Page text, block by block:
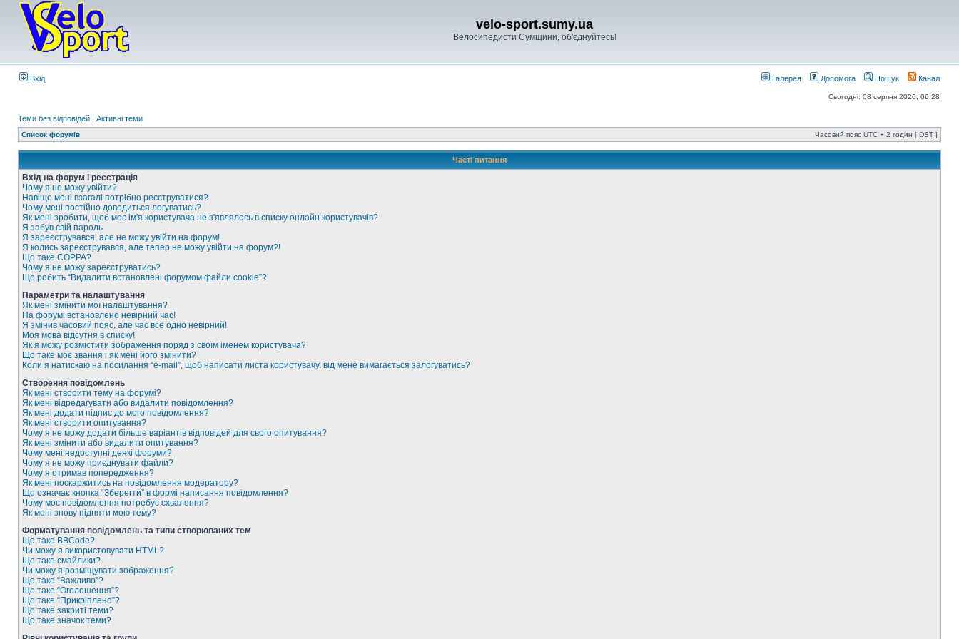
velo-sport.sumy.ua
Велосипедисти Сумщини, об'єднуйтесь!
Вхід Галерея Допомога Пошук Канал
Сьогодні: 08 серпня 2026, 06:28
Теми без відповідей | Активні теми
Список форумів Часовий пояс UTC + 2 годин [ DST ]
Часті питання
Вхід на форум і реєстрація
Чому я не можу увійти?
Навіщо мені взагалі потрібно реєструватися?
Чому мені постійно доводиться логуватись?
Як мені зробити, щоб моє ім'я користувача не з'являлось в списку онлайн користувачів?
Я забув свій пароль
Я зареєструвався, але не можу увійти на форум!
Я колись зареєструвався, але тепер не можу увійти на форум?!
Що таке COPPA?
Чому я не можу зареєструватись?
Що робить “Видалити встановлені форумом файли cookie”?
Параметри та налаштування
Як мені змінити мої налаштування?
На форумі встановлено невірний час!
Я змінив часовий пояс, але час все одно невірний!
Моя мова відсутня в списку!
Як я можу розмістити зображення поряд з своїм іменем користувача?
Що таке моє звання і як мені його змінити?
Коли я натискаю на посилання “e-mail”, щоб написати листа користувачу, від мене вимагається залогуватись?
Створення повідомлень
Як мені створити тему на форумі?
Як мені відредагувати або видалити повідомлення?
Як мені додати підпис до мого повідомлення?
Як мені створити опитування?
Чому я не можу додати більше варіантів відповідей для свого опитування?
Як мені змінити або видалити опитування?
Чому мені недоступні деякі форуми?
Чому я не можу приєднувати файли?
Чому я отримав попередження?
Як мені поскаржитись на повідомлення модератору?
Що означає кнопка “Зберегти” в формі написання повідомлення?
Чому моє повідомлення потребує схвалення?
Як мені знову підняти мою тему?
Форматування повідомлень та типи створюваних тем
Що таке BBCode?
Чи можу я використовувати HTML?
Що таке смайлики?
Чи можу я розміщувати зображення?
Що таке “Важливо”?
Що таке “Оголошення”?
Що таке “Прикріплено”?
Що таке закриті теми?
Що таке значок теми?